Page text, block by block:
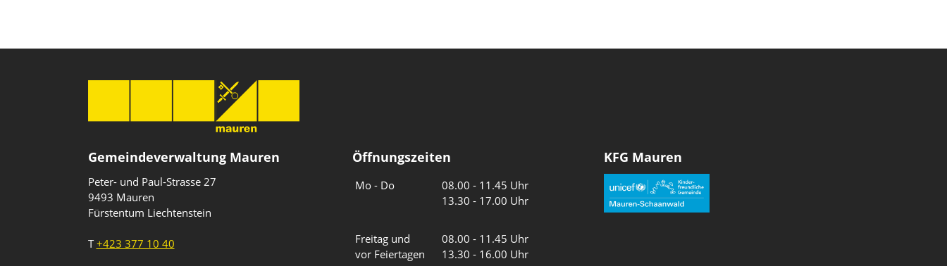
Gemeindeverwaltung Mauren
Peter- und Paul-Strasse 27
9493 Mauren
Fürstentum Liechtenstein
T+423 377 10 40
Öffnungszeiten
Mo - Do
08.00 - 11.45 Uhr
13.30 - 17.00 Uhr
Freitag und
vor Feiertagen
08.00 - 11.45 Uhr
13.30 - 16.00 Uhr
KFG Mauren